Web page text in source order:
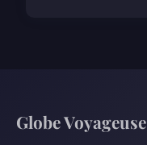
Globe Voyageuse